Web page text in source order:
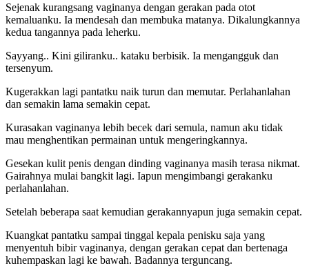
Sejenak kurangsang vaginanya dengan gerakan pada otot
kemaluanku. Ia mendesah dan membuka matanya. Dikalungkannya
kedua tangannya pada leherku.
Sayyang.. Kini giliranku.. kataku berbisik. Ia mengangguk dan
tersenyum.
Kugerakkan lagi pantatku naik turun dan memutar. Perlahanlahan
dan semakin lama semakin cepat.
Kurasakan vaginanya lebih becek dari semula, namun aku tidak
mau menghentikan permainan untuk mengeringkannya.
Gesekan kulit penis dengan dinding vaginanya masih terasa nikmat.
Gairahnya mulai bangkit lagi. Iapun mengimbangi gerakanku
perlahanlahan.
Setelah beberapa saat kemudian gerakannyapun juga semakin cepat.
Kuangkat pantatku sampai tinggal kepala penisku saja yang
menyentuh bibir vaginanya, dengan gerakan cepat dan bertenaga
kuhempaskan lagi ke bawah. Badannya terguncang.